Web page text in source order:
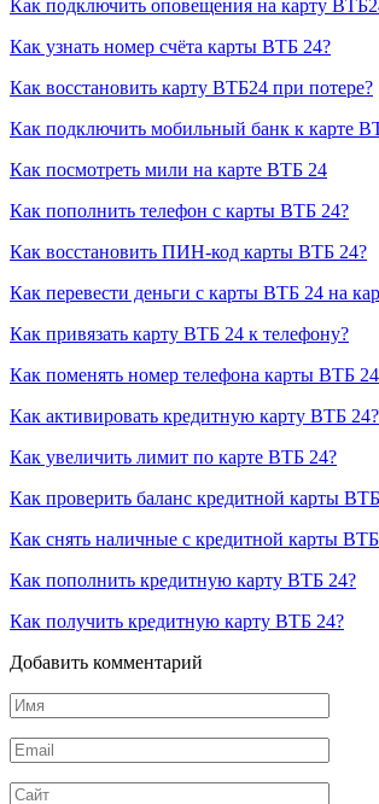
Как подключить оповещения на карту
Как узнать номер счёта карты ВТБ 24?
Как восстановить карту ВТБ24 при потере?
Как подключить мобильный банк к карте
Как посмотреть мили на карте ВТБ 24
Как пополнить телефон с карты ВТБ 24?
Как восстановить ПИН-код карты ВТБ 24?
Как перевести деньги с карты ВТБ 24 на
Как привязать карту ВТБ 24 к телефону?
Как поменять номер телефона карты ВТБ
Как активировать кредитную карту ВТБ 24?
Как увеличить лимит по карте ВТБ 24?
Как проверить баланс кредитной карты
Как снять наличные с кредитной карты
Как пополнить кредитную карту ВТБ 24?
Как получить кредитную карту ВТБ 24?
Добавить комментарий
Имя
*
Email
*
Сайт